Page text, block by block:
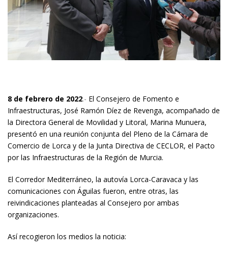
8 de febrero de 2022.- El Consejero de Fomento e
Infraestructuras, José Ramón Díez de Revenga, acompañado de
la Directora General de Movilidad y Litoral, Marina Munuera,
presentó en una reunión conjunta del Pleno de la Cámara de
Comercio de Lorca y de la Junta Directiva de CECLOR, el Pacto
por las Infraestructuras de la Región de Murcia.
El Corredor Mediterráneo, la autovía Lorca-Caravaca y las
comunicaciones con Águilas fueron, entre otras, las
reivindicaciones planteadas al Consejero por ambas
organizaciones.
Así recogieron los medios la noticia: